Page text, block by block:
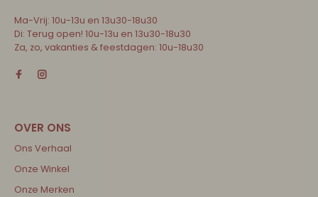
Ma-Vrij: 10u-13u en 13u30-18u30
Di: Terug open! 10u-13u en 13u30-18u30
Za, zo, vakanties & feestdagen: 10u-18u30
Ons Verhaal
Onze Winkel
Onze Merken